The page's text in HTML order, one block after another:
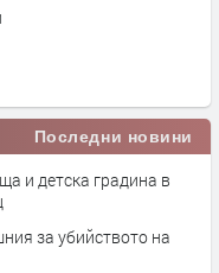
Последни новини
и детска градина в
за убийството на